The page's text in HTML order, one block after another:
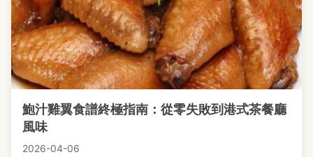
鮑汁雞翼食譜終極指南：從零失敗到港式茶餐廳
風味
2026-04-06